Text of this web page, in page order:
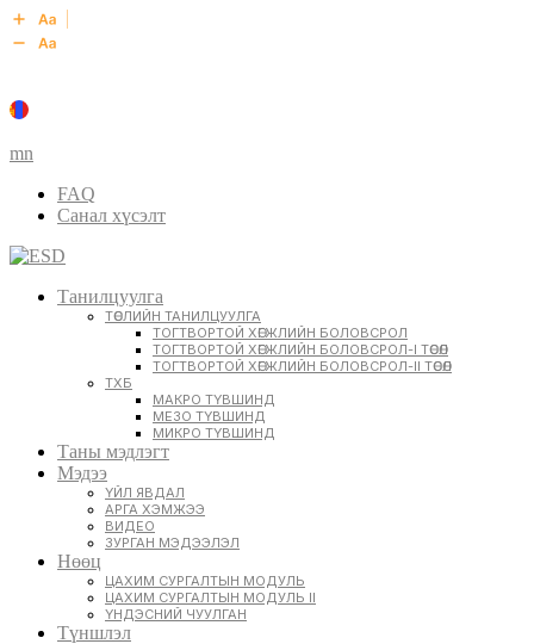
mn
FAQ
Санал хүсэлт
Танилцуулга
ТӨСЛИЙН ТАНИЛЦУУЛГА
ТОГТВОРТОЙ ХӨГЖЛИЙН БОЛОВСРОЛ
ТОГТВОРТОЙ ХӨГЖЛИЙН БОЛОВСРОЛ-I ТӨСӨЛ
ТОГТВОРТОЙ ХӨГЖЛИЙН БОЛОВСРОЛ-II ТӨСӨЛ
ТХБ
МАКРО ТҮВШИНД
МЕЗО ТҮВШИНД
МИКРО ТҮВШИНД
Таны мэдлэгт
Мэдээ
ҮЙЛ ЯВДАЛ
АРГА ХЭМЖЭЭ
ВИДЕО
ЗУРГАН МЭДЭЭЛЭЛ
Нөөц
ЦАХИМ СУРГАЛТЫН МОДУЛЬ
ЦАХИМ СУРГАЛТЫН МОДУЛЬ II
ҮНДЭСНИЙ ЧУУЛГАН
Түншлэл